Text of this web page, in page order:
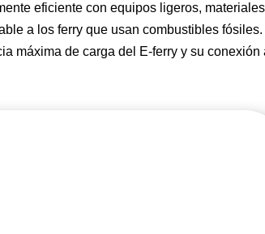
eficiente con equipos ligeros,
a los ferry que usan combustibles
máxima de carga del E-ferry y su